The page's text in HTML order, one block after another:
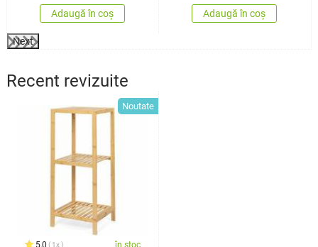
Adaugă în coș Adaugă în coș
Next
Recent revizuite
Noutate
5,0 1x în stoc